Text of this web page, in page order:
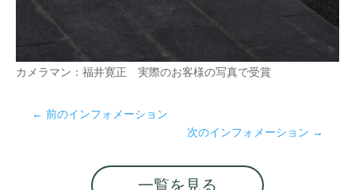
カメラマン：福井寛正 実際のお客様の写真で受賞
← 前のインフォメーション
次のインフォメーション →
一覧を見る